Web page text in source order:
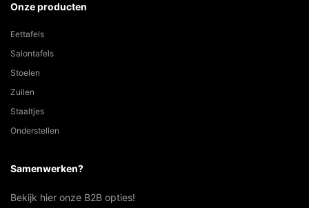
Onze producten
Eettafels
Salontafels
Stoelen
Zuilen
Staaltjes
Onderstellen
Samenwerken?
Bekijk hier onze B2B opties!